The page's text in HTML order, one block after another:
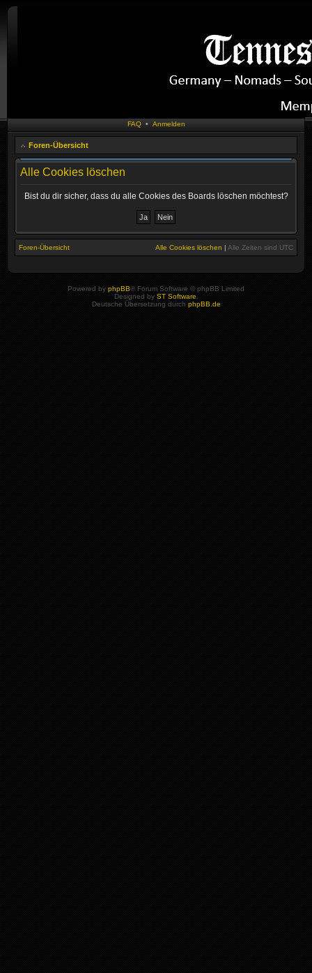
FAQ • Anmelden
Foren-Übersicht
Alle Cookies löschen
Bist du dir sicher, dass du alle Cookies des Boards löschen möchtest?
Foren-Übersicht Alle Cookies löschen | Alle Zeiten sind UTC
Powered by phpBB® Forum Software © phpBB Limited
Designed by ST Software
Deutsche Übersetzung durch phpBB.de